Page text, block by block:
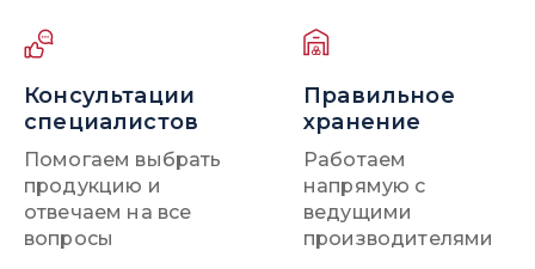
Консультации
специалистов
Помогаем выбрать
продукцию и
отвечаем на все
вопросы
Правильное
хранение
Работаем
напрямую с
ведущими
производителями